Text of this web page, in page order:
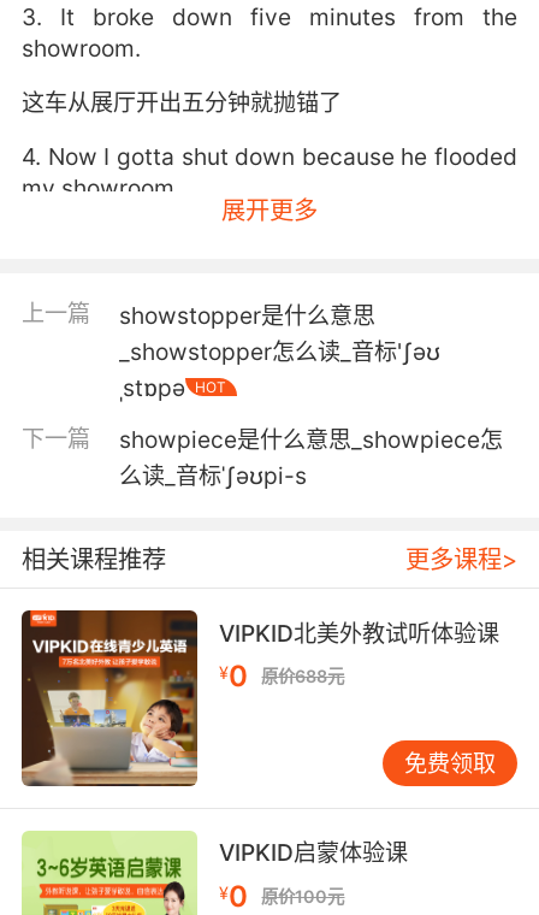
3. It broke down five minutes from the
showroom.
这车从展厅开出五分钟就抛锚了
4. Now I gotta shut down because he flooded
my showroom.
5. His fridge looks like it just stepped out of a
showroom.
他的冰箱简直像从展示厅里搬来的
6. 两人开始打官司 and he just opened a
sexbot showroom downtown for himself it's
机器人制造商和前生意伙伴闹僵 并且刚刚在市中
心为自己 开了家 机器人展览厅 这就是动机
7. Now, this case is far from showroom ready,
but it's a real start.
这案子离能上庭还远着呢 不过总算开始了
8. Unfortunately, our gentlemen in the
showroom aren't available for a shortterm
lease situation.
很不幸 我们展示间里的男人 都不支持短期租约
展开更多
上一篇
showstopper是什么意思
_showstopper怎么读_音标'ʃəʊ
ˌstɒpə
HOT
下一篇
showpiece是什么意思_showpiece怎
么读_音标ˈʃəʊpi-s
相关课程推荐 更多课程>
VIPKID北美外教试听体验课
¥0 原价688元
免费领取
VIPKID启蒙体验课
¥0 原价100元